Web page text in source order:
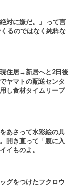
対に嫌だ。」 って言
るのではなく純粋な
住居→新居へと2日後
ヤマトの配送センタ
し食材タイムリープ
あさって水彩絵の具
開き直って「腹に入
イものよ。
グをつけたフクロウ